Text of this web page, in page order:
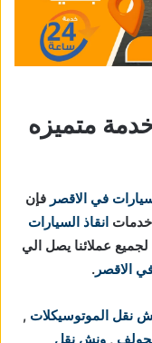
متميزه
في الاقصر فإن
انقاذ السيارات
عملائنا يصل الي
الاقصر .
نقل الموتوسيكلات ,
, ونش نقل